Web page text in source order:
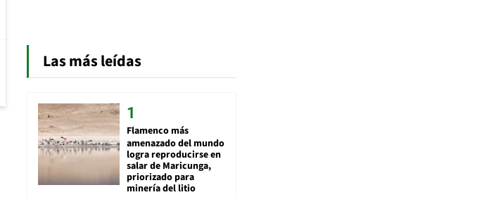
Las más leídas
Flamenco más
amenazado del mundo
logra reproducirse en
salar de Maricunga,
priorizado para
minería del litio